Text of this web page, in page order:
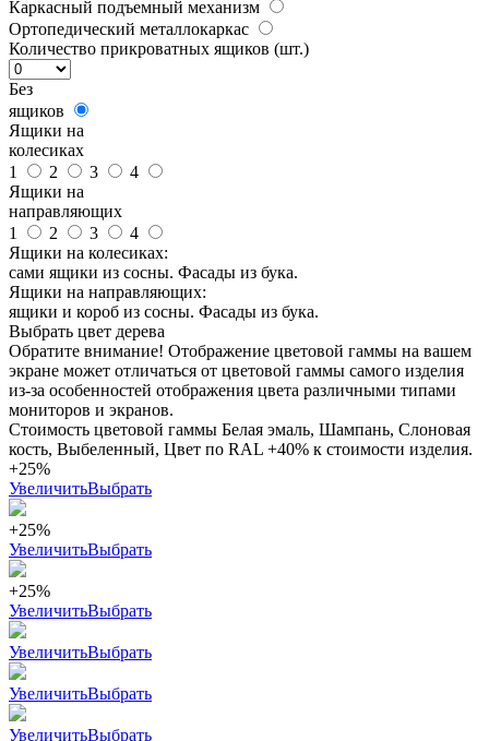
Каркасный подъемный механизм
Ортопедический металлокаркас
Количество прикроватных ящиков (шт.)
Без
ящиков
Ящики на
колесиках
1
2 3
4
Ящики на
направляющих
1
2 3
4
Ящики на колесиках:
сами ящики из сосны. Фасады из бука.
Ящики на направляющих:
ящики и короб из сосны. Фасады из бука.
Выбрать цвет дерева
Обратите внимание! Отображение цветовой гаммы на вашем
экране может отличаться от цветовой гаммы самого изделия
из-за особенностей отображения цвета различными типами
мониторов и экранов.
Стоимость цветовой гаммы Белая эмаль, Шампань, Слоновая
кость, Выбеленный, Цвет по RAL +40% к стоимости изделия.
+25%
УвеличитьВыбрать
+25%
УвеличитьВыбрать
+25%
УвеличитьВыбрать
УвеличитьВыбрать
УвеличитьВыбрать
УвеличитьВыбрать